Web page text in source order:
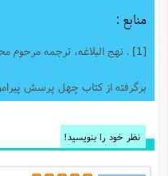
منابع :
. نهج البلاغه، ترجمه مرحوم
برگرفته از کتاب چهل پرسش
نظر خود را بنویسید!